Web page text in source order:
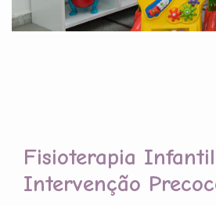
Fisioterapia
Intervenção